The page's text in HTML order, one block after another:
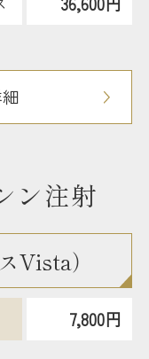
ン注射
Vista）
7,800円